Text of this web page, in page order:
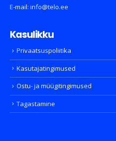
E-mail: info@telo.ee
Kasulikku
Privaatsuspoliitika
Kasutajatingimused
Ostu- ja müügitingimused
Tagastamine